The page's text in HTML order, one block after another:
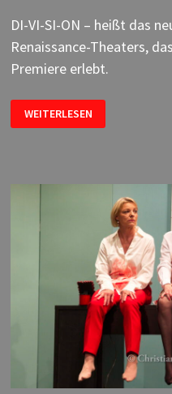
DI-VI-SI-ON – heißt das
Renaissance-Theaters,
Premiere erlebt.
VI-
SI-
THEATER
WEITERLESEN